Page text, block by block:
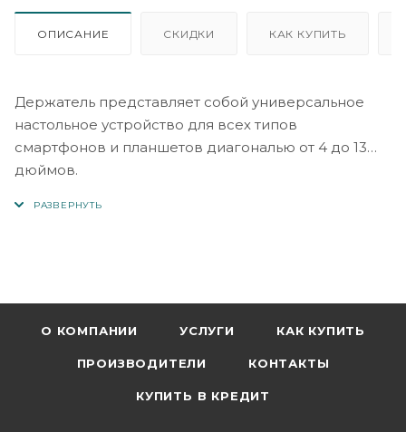
ОПИСАНИЕ СКИДКИ КАК КУПИТЬ
Держатель представляет собой универсальное
настольное устройство для всех типов
смартфонов и планшетов диагональю от 4 до 13
дюймов.
алюминия, нижнее основание очень устойчиво, что
позволяет устойчиво держать ваши телефоны и
надежно защитят ваше устройство от царапин и
О КОМПАНИИ УСЛУГИ КАК КУПИТЬ
ПРОИЗВОДИТЕЛИ КОНТАКТЫ
КУПИТЬ В КРЕДИТ